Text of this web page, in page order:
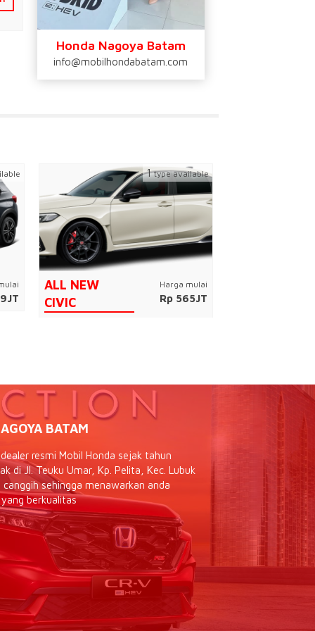
Honda Nagoya Batam
info@mobilhondabatam.com
ALL NEW
CIVIC
Harga mulai
Rp 565JT
1type available
BATAM
resmi Mobil Honda sejak tahun
di Jl. Teuku Umar, Kp. Pelita, Kec. Lubuk
sehingga menawarkan anda
berkualitas